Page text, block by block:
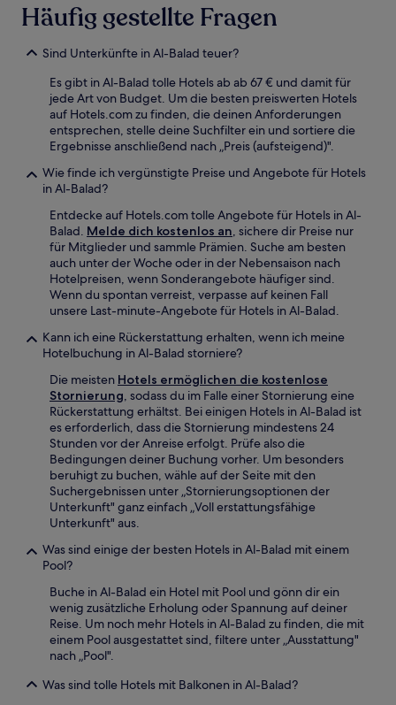
Häufig gestellte Fragen
Sind Unterkünfte in Al-Balad teuer?
Es gibt in Al-Balad tolle Hotels ab ab 67 € und damit für
jede Art von Budget. Um die besten preiswerten Hotels
auf Hotels.com zu finden, die deinen Anforderungen
entsprechen, stelle deine Suchfilter ein und sortiere die
Ergebnisse anschließend nach „Preis (aufsteigend)".
Wie finde ich vergünstigte Preise und Angebote für Hotels
in Al-Balad?
Entdecke auf Hotels.com tolle Angebote für Hotels in Al-
Balad. Melde dich kostenlos an, sichere dir Preise nur
für Mitglieder und sammle Prämien. Suche am besten
auch unter der Woche oder in der Nebensaison nach
Hotelpreisen, wenn Sonderangebote häufiger sind.
Wenn du spontan verreist, verpasse auf keinen Fall
unsere Last-minute-Angebote für Hotels in Al-Balad.
Kann ich eine Rückerstattung erhalten, wenn ich meine
Hotelbuchung in Al-Balad storniere?
Die meisten Hotels ermöglichen die kostenlose
Stornierung, sodass du im Falle einer Stornierung eine
Rückerstattung erhältst. Bei einigen Hotels in Al-Balad ist
es erforderlich, dass die Stornierung mindestens 24
Stunden vor der Anreise erfolgt. Prüfe also die
Bedingungen deiner Buchung vorher. Um besonders
beruhigt zu buchen, wähle auf der Seite mit den
Suchergebnissen unter „Stornierungsoptionen der
Unterkunft" ganz einfach „Voll erstattungsfähige
Unterkunft" aus.
Was sind einige der besten Hotels in Al-Balad mit einem
Pool?
Buche in Al-Balad ein Hotel mit Pool und gönn dir ein
wenig zusätzliche Erholung oder Spannung auf deiner
Reise. Um noch mehr Hotels in Al-Balad zu finden, die mit
einem Pool ausgestattet sind, filtere unter „Ausstattung"
nach „Pool".
Was sind tolle Hotels mit Balkonen in Al-Balad?